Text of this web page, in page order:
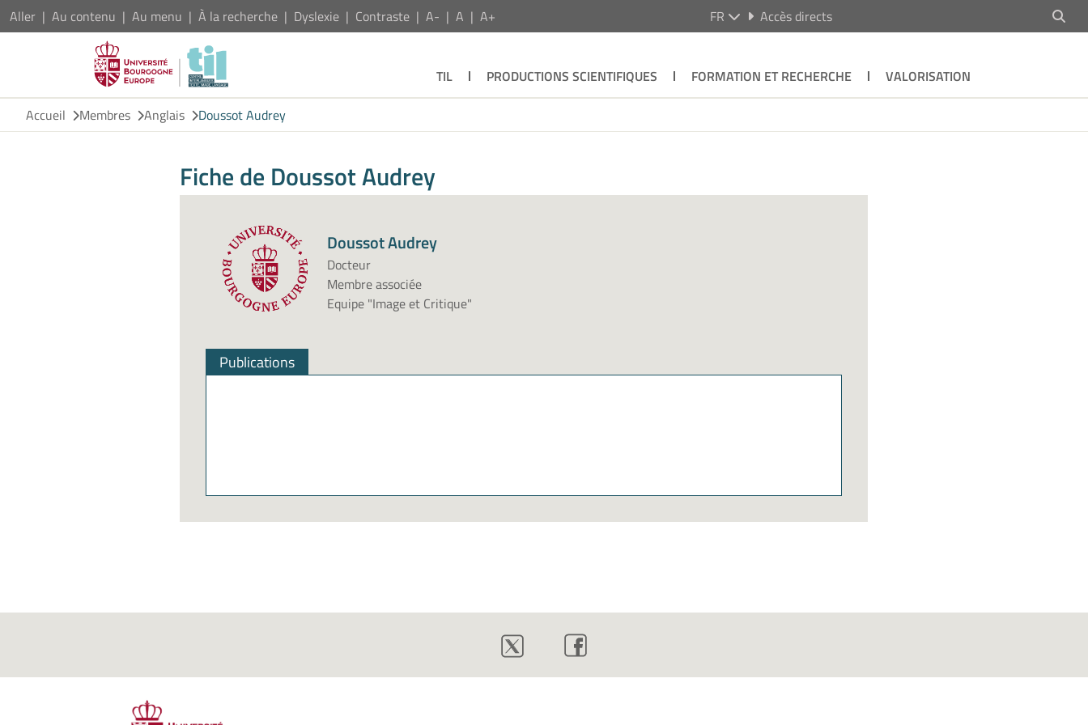
Aller Au contenu Au menu À la recherche Dyslexie Contraste A- A A+ FR Accès directs
TIL PRODUCTIONS SCIENTIFIQUES FORMATION ET RECHERCHE
VALORISATION
Accueil
Membres Anglais Doussot Audrey
Fiche de Doussot Audrey
Doussot Audrey
Docteur
Membre associée
Equipe "Image et Critique"
Publications